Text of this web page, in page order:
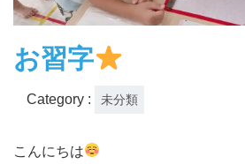
お習字
Category : 未分類
こんにちは